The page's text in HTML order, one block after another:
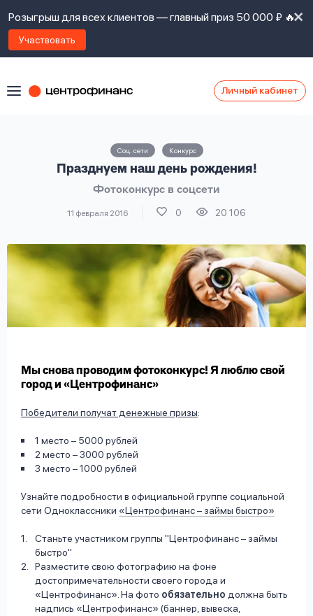
Розыгрыш для всех клиентов — главный приз 50 000 ₽ 🔥
Участвовать
Личный кабинет
Соц. сети Конкурс
Празднуем наш день рождения!
Фотоконкурс в соцсети
11 февраля 2016 0 20 106
Мы снова проводим фотоконкурс! Я люблю свой
город и «Центрофинанс»
Победители получат денежные призы:
1 место – 5000 рублей
2 место – 3000 рублей
3 место – 1000 рублей
Узнайте подробности в официальной группе социальной
сети Одноклассники «Центрофинанс – займы быстро»
Станьте участником группы "Центрофинанс – займы
быстро"
Разместите свою фотографию на фоне
достопримечательности своего города и
«Центрофинанс». На фото обязательно должна быть
надпись «Центрофинанс» (баннер, вывеска,
Оформить заявку
Войти под другим номером
Задать
вопрос
Ответы
на
займов,
согласие
данных